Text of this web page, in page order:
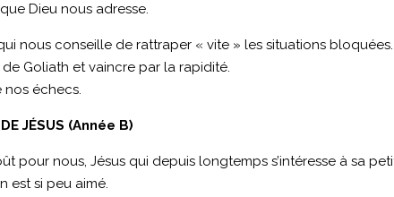
Dieu nous adresse.
nous conseille de rattraper « vite » les situations bloquées.
Goliath et vaincre par la rapidité.
nos échecs.
JÉSUS (Année B)
pour nous, Jésus qui depuis longtemps s’intéresse à sa
est si peu aimé.